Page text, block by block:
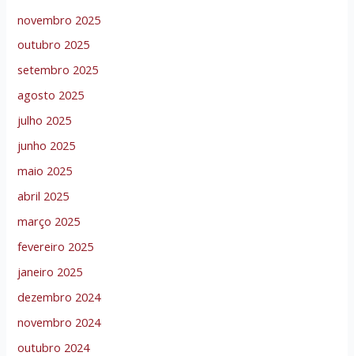
novembro 2025
outubro 2025
setembro 2025
agosto 2025
julho 2025
junho 2025
maio 2025
abril 2025
março 2025
fevereiro 2025
janeiro 2025
dezembro 2024
novembro 2024
outubro 2024